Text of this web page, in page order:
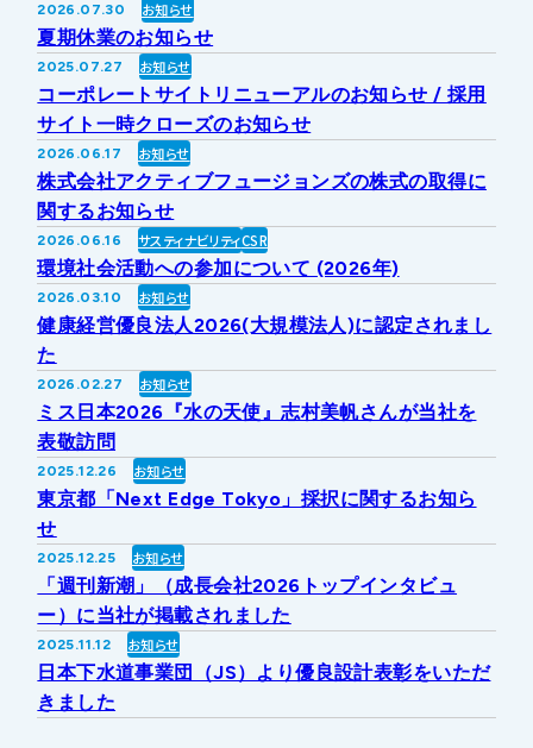
協業・パートナー募集
採用情報
その他事業
新しい取り組み
IRライブラリー
IRカレンダー
個人投資家の皆様へ
IR方針・免責事項
For Overseas
お問い合わせ
公式 広報
2026.07.30 お知らせ
夏期休業のお知らせ
2025.07.27 お知らせ
コーポレートサイトリニューアルのお知らせ / 採用
サイト一時クローズのお知らせ
2026.06.17 お知らせ
株式会社アクティブフュージョンズの株式の取得に
関するお知らせ
2026.06.16 サスティナビリティCSR
環境社会活動への参加について (2026年)
2026.03.10 お知らせ
健康経営優良法人2026(大規模法人)に認定されまし
た
2026.02.27 お知らせ
ミス日本2026『水の天使』志村美帆さんが当社を
表敬訪問
2025.12.26 お知らせ
東京都「Next Edge Tokyo」採択に関するお知ら
せ
2025.12.25 お知らせ
「週刊新潮」（成長会社2026トップインタビュ
ー）に当社が掲載されました
2025.11.12 お知らせ
日本下水道事業団（JS）より優良設計表彰をいただ
きました